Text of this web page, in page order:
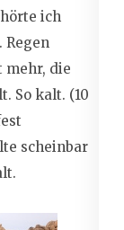
ich
Regen
mehr, die
So kalt. (10
scheinbar